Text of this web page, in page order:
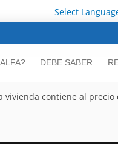
Select
DEBE SABER
vivienda contiene al precio